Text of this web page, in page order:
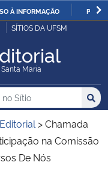
À INFORMAÇÃO
SÍTIOS DA UFSM
Maria
no no Sítio
>Chamada
na Comissão
De Nós